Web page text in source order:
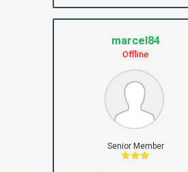
marcel84
Offline
Senior Member